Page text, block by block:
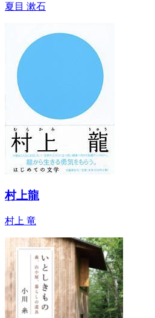
夏目 漱石
村上龍
村上 竜